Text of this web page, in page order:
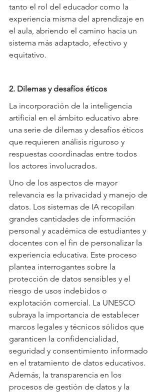
tanto el rol del educador como la
experiencia misma del aprendizaje en
el aula, abriendo el camino hacia un
sistema más adaptado, efectivo y
equitativo.
2. Dilemas y desafíos éticos
La incorporación de la inteligencia
artificial en el ámbito educativo abre
una serie de dilemas y desafíos éticos
que requieren análisis riguroso y
respuestas coordinadas entre todos
los actores involucrados.
Uno de los aspectos de mayor
relevancia es la privacidad y manejo de
datos. Los sistemas de IA recopilan
grandes cantidades de información
personal y académica de estudiantes y
docentes con el fin de personalizar la
experiencia educativa. Este proceso
plantea interrogantes sobre la
protección de datos sensibles y el
riesgo de usos indebidos o
explotación comercial. La UNESCO
subraya la importancia de establecer
marcos legales y técnicos sólidos que
garanticen la confidencialidad,
seguridad y consentimiento informado
en el tratamiento de datos educativos.
Además, la transparencia en los
procesos de gestión de datos y la